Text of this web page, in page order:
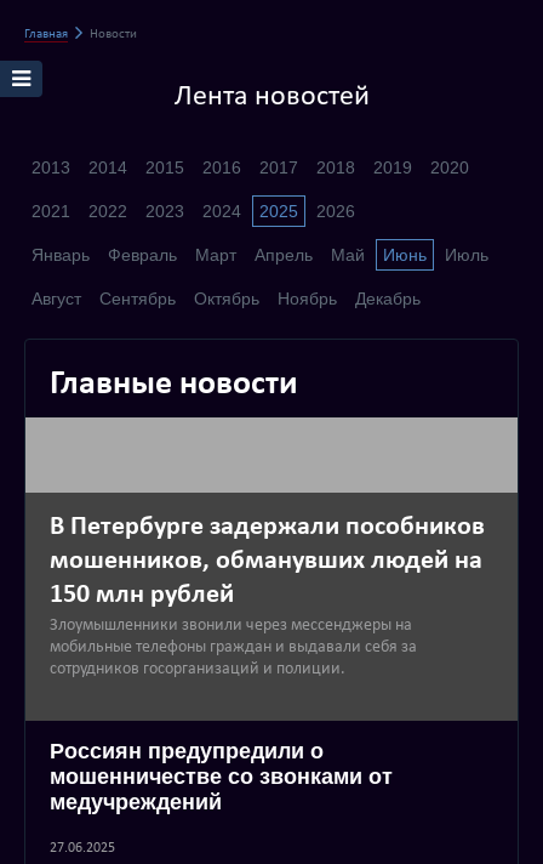
Главная Новости
Лента новостей
2013 2014 2015 2016 2017 2018 2019 2020
2021 2022 2023 2024 2025 2026
Январь Февраль Март Апрель Май Июнь Июль
Август Сентябрь Октябрь Ноябрь Декабрь
Главные новости
В Петербурге задержали пособников
мошенников, обманувших людей на
150 млн рублей
Злоумышленники звонили через мессенджеры на
мобильные телефоны граждан и выдавали себя за
сотрудников госорганизаций и полиции.
Россиян предупредили о
мошенничестве со звонками от
медучреждений
27.06.2025